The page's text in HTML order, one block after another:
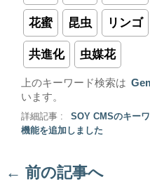
花蜜 昆虫 リンゴ
共進化 虫媒花
上のキーワード検索は
います。
詳細記事 :
SOY CMSのキー
機能を追加しました
← 前の記事へ